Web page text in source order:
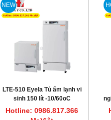
NEW
LTE-510 Eyela Tủ ấm lạnh vi
sinh 150 lít -10/60oC
Hotline: 0986.817.366